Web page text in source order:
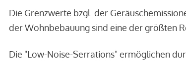
Die Grenzwerte bzgl. der
der Wohnbebauung sind eine der größten
Die "Low-Noise-Serrations" ermöglichen